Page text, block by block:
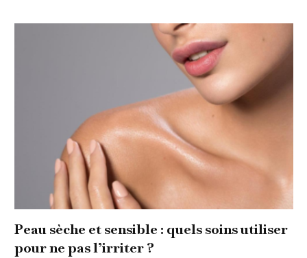
Peau sèche et sensible : quels soins utiliser
pour ne pas l’irriter ?